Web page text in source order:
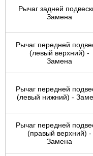
Рычаг задней
Замена
Рычаг передней
(левый верхний) -
Замена
Рычаг передней
(левый нижний) -
Рычаг передней
(правый верхний) -
Замена